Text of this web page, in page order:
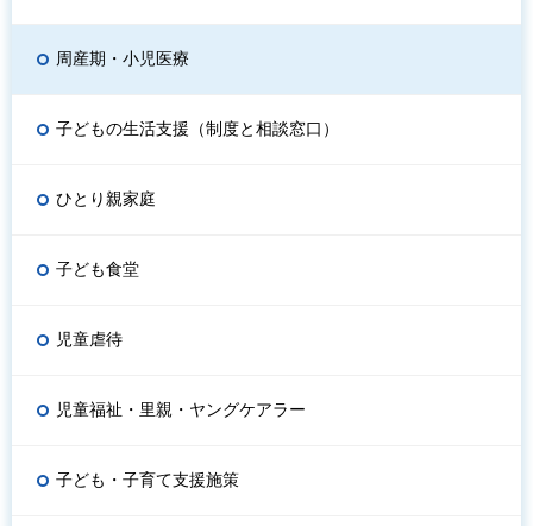
周産期・小児医療
子どもの生活支援（制度と相談窓口）
ひとり親家庭
子ども食堂
児童虐待
児童福祉・里親・ヤングケアラー
子ども・子育て支援施策